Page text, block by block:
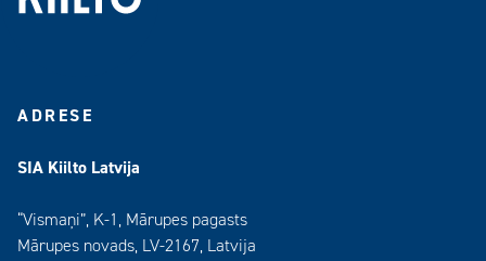
ADRESE
SIA Kiilto Latvija
“Vismaņi”, K-1, Mārupes pagasts
Mārupes novads, LV-2167, Latvija